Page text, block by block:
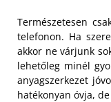
Természetesen
telefonon. Ha
akkor ne várjunk
lehetőleg minél
anyagszerkezet
hatékonyan óvja,